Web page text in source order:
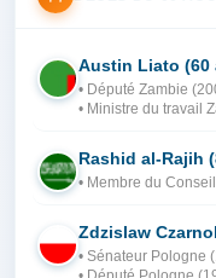
ZA
Austin Liato (60
• Député Zambie
• Ministre du travail
AR
Rashid al-Rajih
• Membre du
PO
Zdzislaw
• Sénateur Pologne